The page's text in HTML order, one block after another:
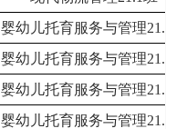
婴幼儿托育服务与管理21.1班
婴幼儿托育服务与管理21.1班
婴幼儿托育服务与管理21.1班
婴幼儿托育服务与管理21.1班